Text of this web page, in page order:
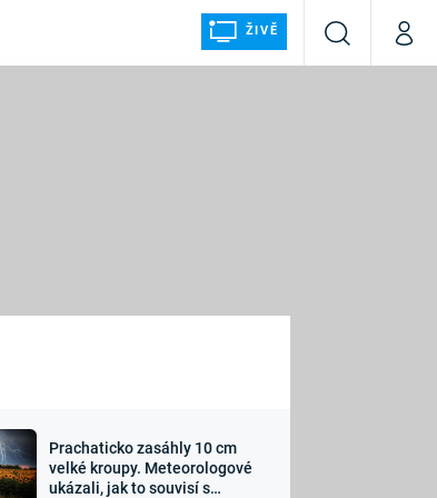
ŽIVĚ
VyhledáváníMůj
Sledujte nás
Prachaticko zasáhly 10 cm
velké kroupy. Meteorologové
ukázali, jak to souvisí s